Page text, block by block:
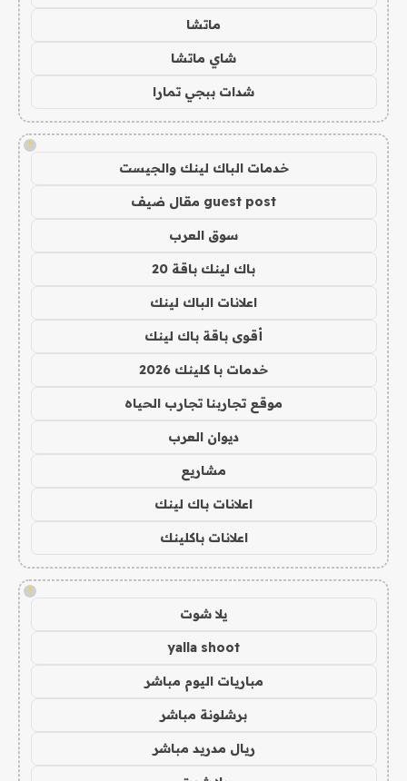
ماتشا
شاي ماتشا
شدات ببجي تمارا
!
خدمات الباك لينك والجيست
guest post مقال ضيف
سوق العرب
باك لينك باقة 20
اعلانات الباك لينك
أقوى باقة باك لينك
خدمات با كلينك 2026
موقع تجاربنا تجارب الحياه
ديوان العرب
مشاريع
اعلانات باك لينك
اعلانات باكلينك
!
يلا شوت
yalla shoot
مباريات اليوم مباشر
برشلونة مباشر
ريال مدريد مباشر